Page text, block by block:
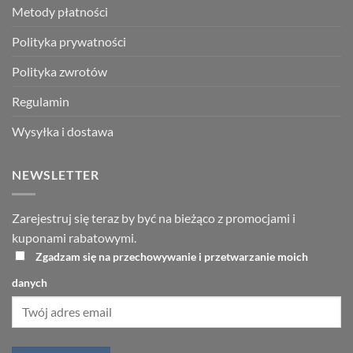
Metody płatności
Polityka prywatności
Polityka zwrotów
Regulamin
Wysyłka i dostawa
NEWSLETTER
Zarejestruj się teraz by być na bieżąco z promocjami i
kuponami rabatowymi.
Zgadzam się na przechowywanie i przetwarzanie moich
danych